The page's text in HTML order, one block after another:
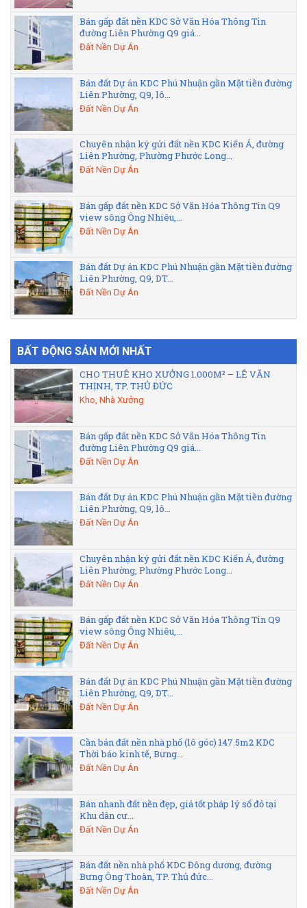
Bán gấp đất nền KDC Sở Văn Hóa Thông Tin
đường Liên Phường Q9 giá...
Đất Nền Dự Án
Bán đất Dự án KDC Phú Nhuận gần Mặt tiền đường
Liên Phường, Q9, lô...
Đất Nền Dự Án
Chuyên nhận ký gửi đất nền KDC Kiến Á, đường
Liên Phường, Phường Phước Long...
Đất Nền Dự Án
Bán gấp đất nền KDC Sở Văn Hóa Thông Tin Q9
view sông Ông Nhiêu,...
Đất Nền Dự Án
Bán đất Dự án KDC Phú Nhuận gần Mặt tiền đường
Liên Phường, Q9, DT...
Đất Nền Dự Án
BẤT ĐỘNG SẢN MỚI NHẤT
CHO THUÊ KHO XƯỞNG 1.000M² – LÊ VĂN
THỊNH, TP. THỦ ĐỨC
Kho, Nhà Xưởng
Bán gấp đất nền KDC Sở Văn Hóa Thông Tin
đường Liên Phường Q9 giá...
Đất Nền Dự Án
Bán đất Dự án KDC Phú Nhuận gần Mặt tiền đường
Liên Phường, Q9, lô...
Đất Nền Dự Án
Chuyên nhận ký gửi đất nền KDC Kiến Á, đường
Liên Phường, Phường Phước Long...
Đất Nền Dự Án
Bán gấp đất nền KDC Sở Văn Hóa Thông Tin Q9
view sông Ông Nhiêu,...
Đất Nền Dự Án
Bán đất Dự án KDC Phú Nhuận gần Mặt tiền đường
Liên Phường, Q9, DT...
Đất Nền Dự Án
Cần bán đất nền nhà phố (lô góc) 147.5m2 KDC
Thời báo kinh tế, Bưng...
Đất Nền Dự Án
Bán nhanh đất nền đẹp, giá tốt pháp lý sổ đỏ tại
Khu dân cư...
Đất Nền Dự Án
Bán đất nền nhà phố KDC Đông dương, đường
Bưng Ông Thoàn, TP. Thủ đức...
Đất Nền Dự Án